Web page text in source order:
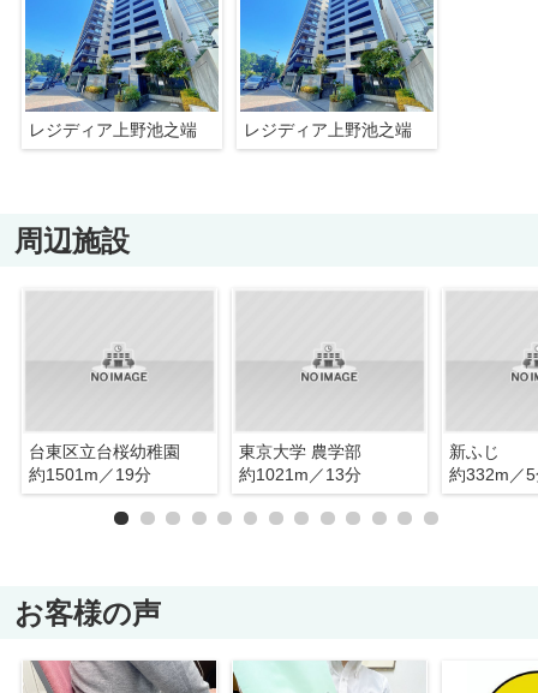
レジディア上野池之端 レジディア上野池之端
周辺施設
台東区立台桜幼稚園
約1501m／19分
東京大学 農学部
約1021m／13分
新ふじ
約332m／
お客様の声